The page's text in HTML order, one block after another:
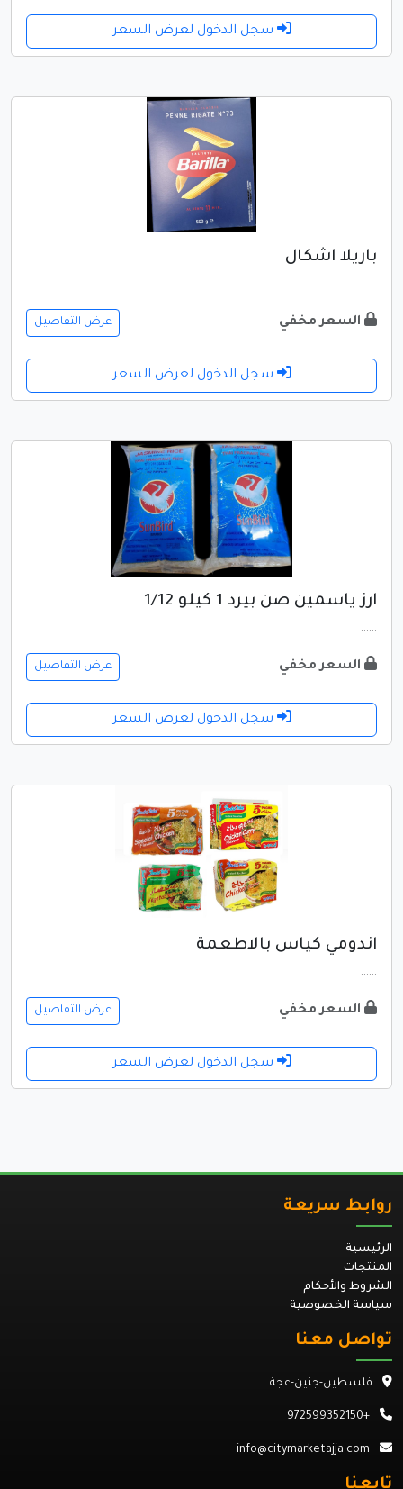
سجل الدخول لعرض السعر
باريلا اشكال
......
السعر مخفي عرض التفاصيل
سجل الدخول لعرض السعر
ارز ياسمين صن بيرد 1 كيلو 1/12
......
السعر مخفي عرض التفاصيل
سجل الدخول لعرض السعر
اندومي كياس بالاطعمة
......
السعر مخفي عرض التفاصيل
سجل الدخول لعرض السعر
روابط سريعة
الرئيسية
المنتجات
الشروط والأحكام
سياسة الخصوصية
تواصل معنا
فلسطين-جنين-عجة
+972599352150
تابعنا